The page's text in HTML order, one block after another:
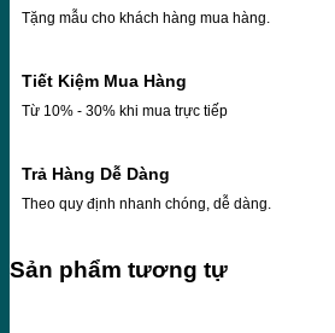
Tặng mẫu cho khách hàng mua hàng.
Tiết Kiệm Mua Hàng
Từ 10% - 30% khi mua trực tiếp
Trả Hàng Dễ Dàng
Theo quy định nhanh chóng, dễ dàng.
Sản phẩm tương tự